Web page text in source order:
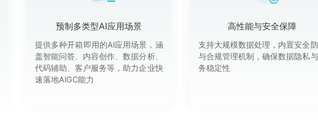
预制多类型AI应用场景
提供多种开箱即用的AI应用场景，涵
盖智能问答、内容创作、数据分析、
代码辅助、客户服务等，助力企业快
速落地AIGC能力
高性能与安全保障
支持大规模数据处理，内置安全
与合规管理机制，确保数据隐私
务稳定性